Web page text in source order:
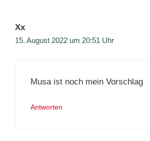
Xx
15. August 2022 um 20:51 Uhr
Musa ist noch mein Vorschlag
Antworten